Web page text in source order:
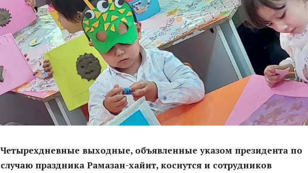
Четырехдневные выходные, объявленные указом президента по
случаю праздника Рамазан-хайит, коснутся и сотрудников